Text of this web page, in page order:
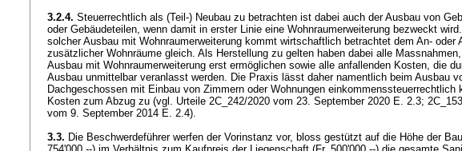
3.2.4. Steuerrechtlich als (Teil-) Neubau zu betrachten ist dabei auch der Ausbau von
oder Gebäudeteilen, wenn damit in erster Linie eine Wohnraumerweiterung bezweckt
solcher Ausbau mit Wohnraumerweiterung kommt wirtschaftlich betrachtet dem An- oder
zusätzlicher Wohnräume gleich. Als Herstellung zu gelten haben dabei alle
Ausbau mit Wohnraumerweiterung erst ermöglichen sowie alle anfallenden Kosten, die
Ausbau unmittelbar veranlasst werden. Die Praxis lässt daher namentlich beim Ausbau
Dachgeschossen mit Einbau von Zimmern oder Wohnungen einkommenssteuerrechtlich
Kosten zum Abzug zu (vgl. Urteile 2C_242/2020 vom 23. September 2020 E. 2.3;
vom 9. September 2014 E. 2.4).
3.3. Die Beschwerdeführer werfen der Vorinstanz vor, bloss gestützt auf die Höhe der